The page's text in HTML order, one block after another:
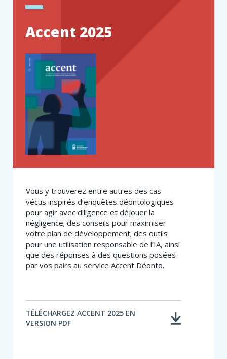
Accent 2025
Vous y trouverez entre autres des cas
vécus inspirés d’enquêtes déontologiques
pour agir avec diligence et déjouer la
négligence; des conseils pour maximiser
votre plan de développement; des outils
pour une utilisation responsable de l’IA, ainsi
que des réponses à des questions posées
par vos pairs au service Accent Déonto.
TÉLÉCHARGEZ ACCENT 2025 EN
VERSION PDF